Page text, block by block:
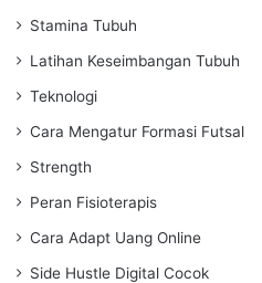
Stamina Tubuh
Latihan Keseimbangan Tubuh
Teknologi
Cara Mengatur Formasi Futsal
Strength
Peran Fisioterapis
Cara Adapt Uang Online
Side Hustle Digital Cocok